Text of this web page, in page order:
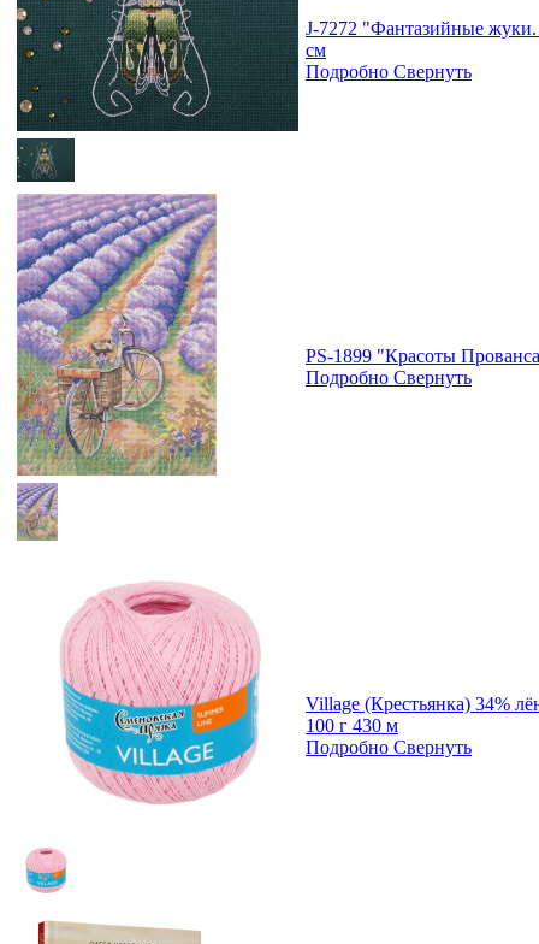
J-7272 "Фантазийные
см
Подробно Свернуть
PS-1899 "Красоты
Подробно Свернуть
Village (Крестьянка) 34%
100 г 430 м
Подробно Свернуть